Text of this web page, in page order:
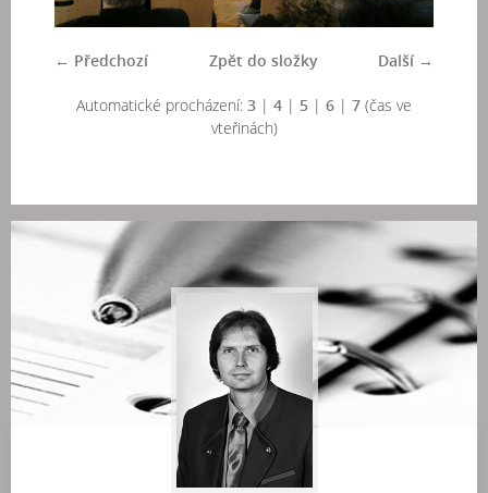
← Předchozí Další →
Zpět do složky
Automatické procházení: 3 | 4 | 5 | 6 | 7 (čas ve
vteřinách)